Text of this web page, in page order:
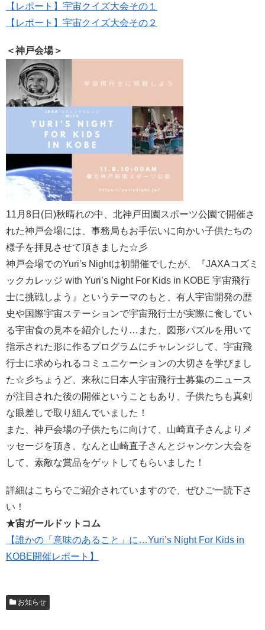
【レポート】宇宙クイズ大会その１
【レポート】宇宙クイズ大会その２
＜神戸会場＞
11月8日(日)秋晴れの中、北神戸田園スポーツ公園で開催さ
れた神戸会場には、事務局もお手伝いに向かい子供たちの
様子を拝見させて頂きました☆彡
神戸会場でのYuri’s Nightは初開催でしたが、『JAXAコズミ
ックカレッジ with Yuri’s Night For Kids in KOBE 宇宙飛行
士に挑戦しよう』というテーマのもと、有人宇宙開発の歴
史や国際宇宙ステーションで宇宙飛行士が実際に食してい
る宇宙食の見本を紹介したり…また、図形パズルを用いて
指示された形に作るプログラムにチャレンジして、宇宙飛
行士に求められるコミュニケーションの大切さを学びまし
た☆彡ちょうど、来秋に日本人宇宙飛行士募集のニュース
が注目された後の開催ということもあり、子供たちも真剣
な眼差しで取り組んでいました！
また、神戸会場の子供たちに向けて、山崎直子さんよりメ
ッセージを頂き、なんと山崎直子さんとジャンケン大会を
して、素敵な賞品をゲットしてもらいました！
詳細はこちらでご紹介されていますので、ぜひご一読下さ
い！
★宙ガールドットコム
【誰かの「意味のあること」に…Yuri’s Night For Kids in
KOBE開催レポート】
お知らせ